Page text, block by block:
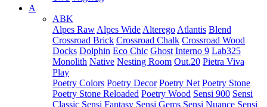
A
ABK
Alpes Raw Alpes Wide Alterego Atlantis Blend
Crossroad Brick Crossroad Chalk Crossroad Wood
Docks Dolphin Eco Chic Ghost Interno 9 Lab325
Monolith Native Nesting Room Out.20 Pietra Viva
Play
Poetry Colors Poetry Decor Poetry Net Poetry Stone
Poetry Stone Reloaded Poetry Wood Sensi 900 Sensi
Classic Sensi Fantasy Sensi Gems Sensi Nuance Sensi